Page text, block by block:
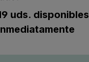
uds. disponibles